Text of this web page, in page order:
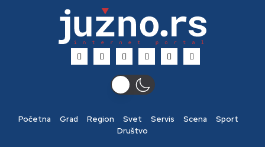
Početna Grad Region Svet Servis Scena
Sport
Društvo